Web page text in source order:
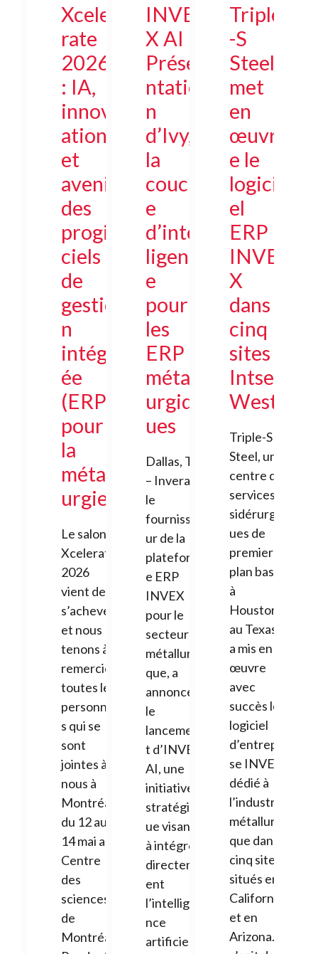
Xcele
rate
2026
: IA,
innov
ation
et
avenir
des
progi
ciels
de
gestio
n
intégr
ée
(ERP)
pour
la
métall
urgie
Le salon
Xcelerate
2026
vient de
s’achever,
et nous
tenons à
remercier
toutes les
personne
s qui se
sont
jointes à
nous à
Montréal
du 12 au
14 mai au
Centre
des
sciences
de
Montréal.
INVE
X AI :
Prése
ntatio
n
d’Ivy,
la
couch
e
d’intel
ligenc
e
pour
les
ERP
métall
urgiq
ues
Dallas, TX
– Invera,
le
fournisse
ur de la
plateform
e ERP
INVEX
pour le
secteur
métallurgi
que, a
annoncé
le
lancemen
t d’INVEX
AI, une
initiative
stratégiq
ue visant
à intégrer
directem
ent
l’intellige
nce
artificielle
Triple
-S
Steel
met
en
œuvr
e le
logici
el
ERP
INVE
X
dans
cinq
sites
Intsel
West
Triple-S
Steel, un
centre de
services
sidérurgiq
ues de
premier
plan basé
à
Houston,
au Texas,
a mis en
œuvre
avec
succès le
logiciel
d’entrepri
se INVEX
dédié à
l’industrie
métallurgi
que dans
cinq sites
situés en
Californie
et en
Arizona. Il